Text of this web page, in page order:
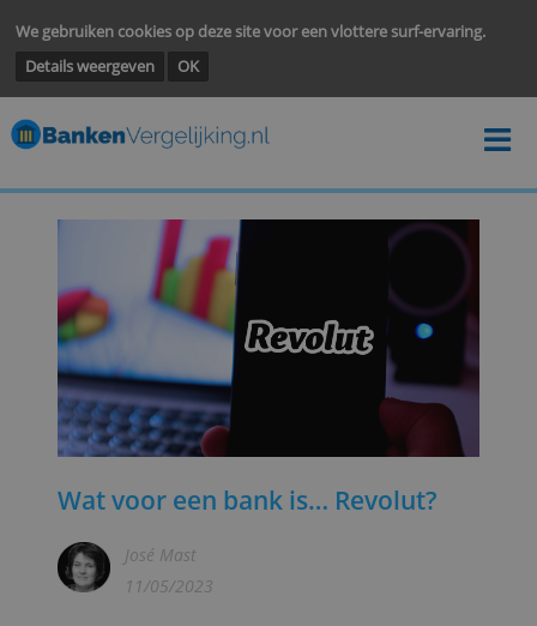
We gebruiken cookies op deze site voor een vlottere surf-
Details weergeven
Wat voor een bank is… Revolut?